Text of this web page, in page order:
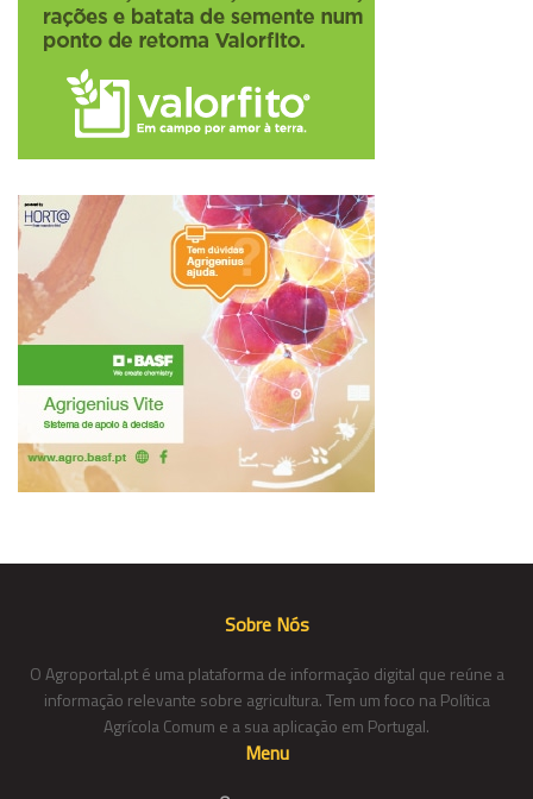
Sobre Nós
O Agroportal.pt é uma plataforma de informação digital que reúne a
informação relevante sobre agricultura. Tem um foco na Política
Agrícola Comum e a sua aplicação em Portugal.
Menu